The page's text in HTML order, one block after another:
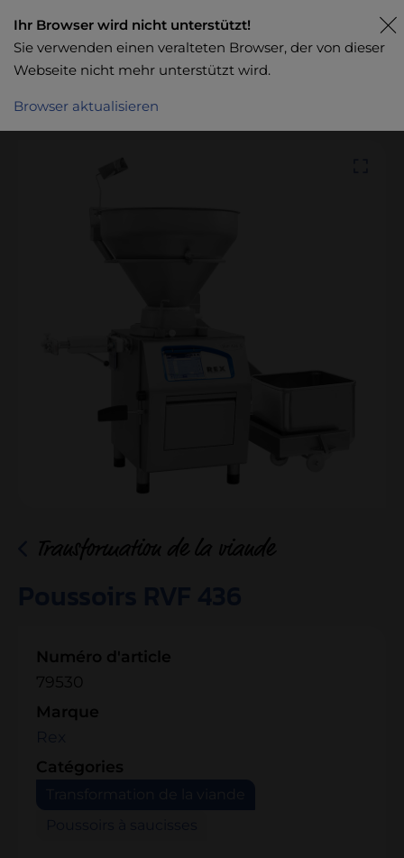
Transformation de la viande
Numéro d'article
79530
Marque
Catégories
Ihr Browser wird nicht unterstützt!
Sie verwenden einen veralteten Browser, der von dieser
Webseite nicht mehr unterstützt wird.
Browser aktualisieren